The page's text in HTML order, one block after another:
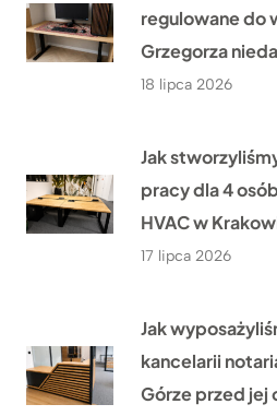
regulowane do
Grzegorza
18 lipca 2026
Jak
pracy dla 4
HVAC w
17 lipca 2026
Jak
kancelarii
Górze przed jej